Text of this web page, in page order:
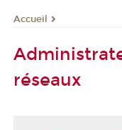
Accueil
réseaux